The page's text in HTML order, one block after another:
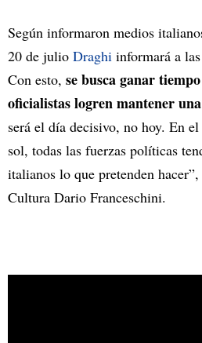
Según informaron medios
20 de julio Draghi informará a
Con esto, se busca ganar
oficialistas logren mantener
será el día decisivo, no hoy. En
sol, todas las fuerzas políticas
italianos lo que pretenden
Cultura Dario Franceschini.